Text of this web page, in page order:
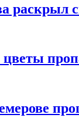
раскрыл